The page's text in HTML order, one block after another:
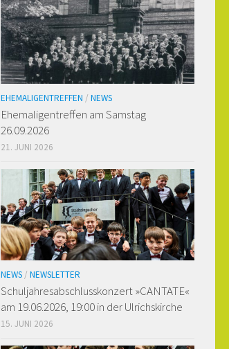
EHEMALIGENTREFFEN / NEWS
Ehemaligen­treffen am Samstag
26.09.2026
21. JUNI 2026
NEWS / NEWSLETTER
Schuljahresabschlusskonzert »CANTATE«
am 19.06.2026, 19:00 in der Ulrichskirche
15. JUNI 2026